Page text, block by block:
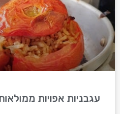
עגבניות אפויות